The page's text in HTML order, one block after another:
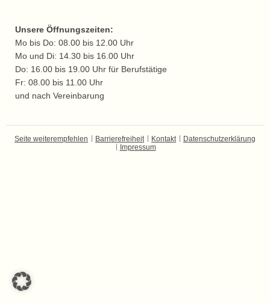
Unsere Öffnungszeiten:
Mo bis Do: 08.00 bis 12.00 Uhr
Mo und Di: 14.30 bis 16.00 Uhr
Do: 16.00 bis 19.00 Uhr für Berufstätige
Fr: 08.00 bis 11.00 Uhr
und nach Vereinbarung
Seite weiterempfehlen Barrierefreiheit Kontakt
Datenschutzerklärung
Impressum